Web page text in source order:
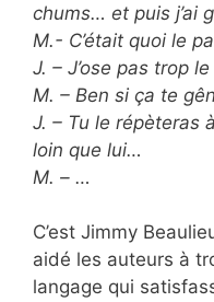
chums… et puis j’ai
M.- C’était quoi le
J. – J’ose pas trop
M. – Ben si ça te
J. – Tu le répèteras
loin que lui…
M. – …
C’est Jimmy
aidé les auteurs à
langage qui